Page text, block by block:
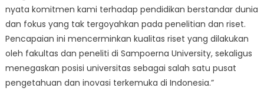
nyata komitmen kami terhadap pendidikan berstandar dunia
dan fokus yang tak tergoyahkan pada penelitian dan riset.
Pencapaian ini mencerminkan kualitas riset yang dilakukan
oleh fakultas dan peneliti di Sampoerna University, sekaligus
menegaskan posisi universitas sebagai salah satu pusat
pengetahuan dan inovasi terkemuka di Indonesia.”